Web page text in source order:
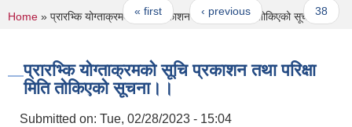
Pages
« first ‹ previous … 38
You are here
Home » प्रारभ्कि योग्ताक्रमको सूचि प्रकाशन तथा परिक्षा मिति तोकिएको सूचना।।
प्रारभ्कि योग्ताक्रमको सूचि प्रकाशन तथा परिक्षा
मिति तोकिएको सूचना।।
Submitted on: Tue, 02/28/2023 - 15:04